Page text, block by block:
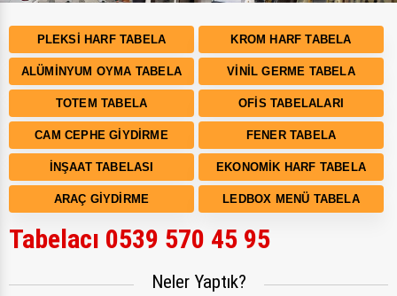
PLEKSI HARF TABELA KROM HARF TABELA
ALÜMINYUM OYMA TABELA VINIL GERME TABELA
TOTEM TABELA OFIS TABELALARI
CAM CEPHE GIYDIRME FENER TABELA
İNŞAAT TABELASI EKONOMIK HARF TABELA
ARAÇ GIYDIRME LEDBOX MENÜ TABELA
Tabelacı 0539 570 45 95
Neler Yaptık?